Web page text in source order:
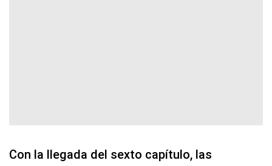
Con la llegada del sexto capítulo, las